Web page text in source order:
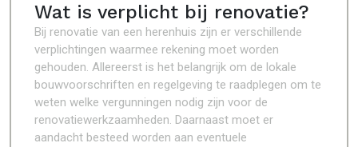
Wat is verplicht bij renovatie?
Bij renovatie van een herenhuis zijn er verschillende
verplichtingen waarmee rekening moet worden
gehouden. Allereerst is het belangrijk om de lokale
bouwvoorschriften en regelgeving te raadplegen om te
weten welke vergunningen nodig zijn voor de
renovatiewerkzaamheden. Daarnaast moet er
aandacht besteed worden aan eventuele